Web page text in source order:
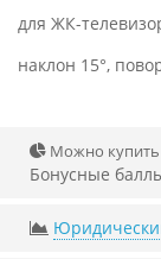
для ЖК-
наклон 15°,
Можно купить
Бонусные